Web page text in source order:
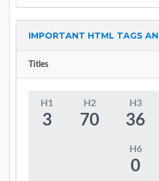
IMPORTANT HTML TAGS
Titles
H1
3
H2
70
H3
36
H6
0